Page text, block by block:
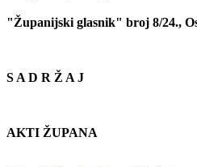
"Županijski glasnik" broj 8/24.,
S A D R Ž A J
AKTI ŽUPANA